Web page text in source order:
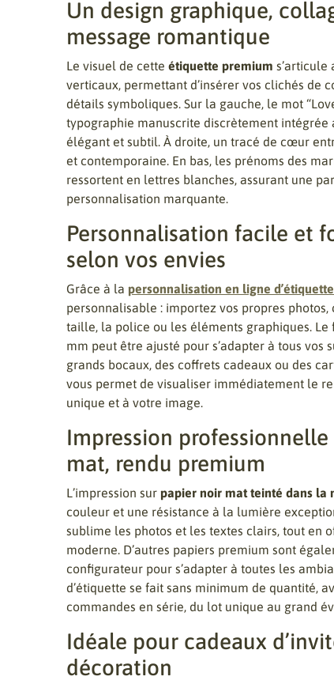
Un design graphique,
message romantique
Le visuel de cette étiquette premium s’articule
verticaux, permettant d’insérer vos clichés de
détails symboliques. Sur la gauche, le mot
typographie manuscrite discrètement intégrée
élégant et subtil. À droite, un tracé de cœur
et contemporaine. En bas, les prénoms des
ressortent en lettres blanches, assurant une
personnalisation marquante.
Personnalisation facile et
selon vos envies
Grâce à la personnalisation en ligne d’étiquette
personnalisable : importez vos propres
taille, la police ou les éléments graphiques.
mm peut être ajusté pour s’adapter à tous vos
grands bocaux, des coffrets cadeaux ou des
vous permet de visualiser immédiatement le
unique et à votre image.
Impression
mat, rendu premium
L’impression sur papier noir mat teinté dans la
couleur et une résistance à la lumière
sublime les photos et les textes clairs, tout en
moderne. D’autres papiers premium sont
configurateur pour s’adapter à toutes les
d’étiquette se fait sans minimum de quantité,
commandes en série, du lot unique au grand
Idéale pour cadeaux
décoration